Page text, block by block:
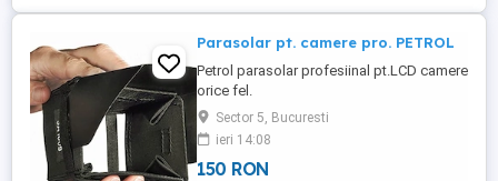
Parasolar pt. camere pro. PETROL
Petrol parasolar profesiinal pt.LCD camere
orice fel.
Sector 5, Bucuresti
ieri 14:08
150 RON